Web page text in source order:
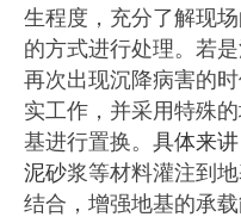
生程度，充分了解现
的方式进行处理。若
再次出现沉降病害的
实工作，并采用特殊
基进行置换。 具体来
泥砂浆等材料灌注到
结合，增强地基的承